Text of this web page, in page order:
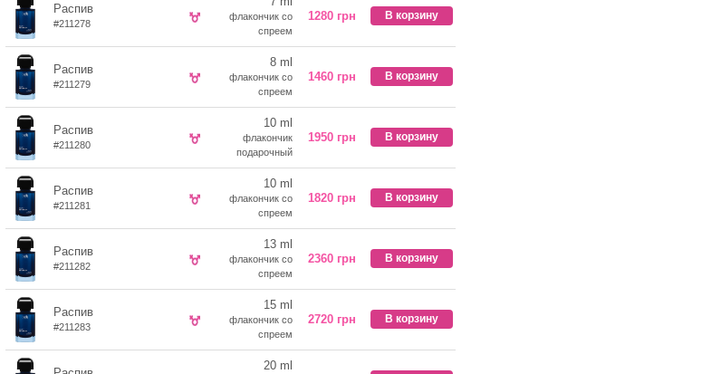
Распив
#211278
флакончик со
спреем
1280 грн В корзину
Распив
#211279
8 ml
флакончик со
спреем
1460 грн В корзину
Распив
#211280
10 ml
флакончик
подарочный
1950 грн В корзину
Распив
#211281
10 ml
флакончик со
спреем
1820 грн В корзину
Распив
#211282
13 ml
флакончик со
спреем
2360 грн В корзину
Распив
#211283
15 ml
флакончик со
спреем
2720 грн В корзину
20 ml